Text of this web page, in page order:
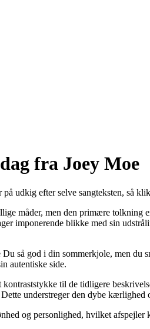
fra Joey Moe
på udkig efter selve sangteksten, så
måder, men den primære
imponerende blikke med sin
så god i din sommerkjole, men
autentiske side.
til de tidligere
understreger den dybe kærlighed
og personlighed, hvilket